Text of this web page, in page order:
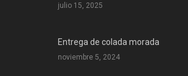
julio 15, 2025
Entrega de colada morada
noviembre 5, 2024